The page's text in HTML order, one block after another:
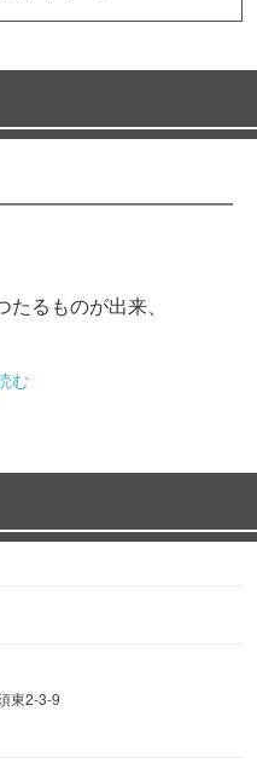
るものが出来、
の味として引き継がれ
、
む
東2-3-9